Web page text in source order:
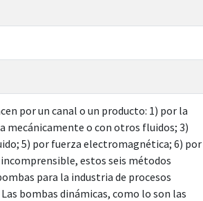
por un canal o un producto: 1) por la
mecánicamente o con otros fluidos; 3)
5) por fuerza electromagnética; 6) por
estos seis métodos
para la industria de procesos
bombas dinámicas, como lo son las